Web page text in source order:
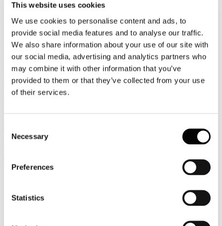
This website uses cookies
We use cookies to personalise content and ads, to
provide social media features and to analyse our traffic.
We also share information about your use of our site with
our social media, advertising and analytics partners who
may combine it with other information that you’ve
provided to them or that they’ve collected from your use
of their services.
Selection
Necessary
Preferences
Statistics
Newsletter
Video
Articoli e Interviste
Contatti
Tel. +39 320 57 80 986
Email segreteria@federturismo.it